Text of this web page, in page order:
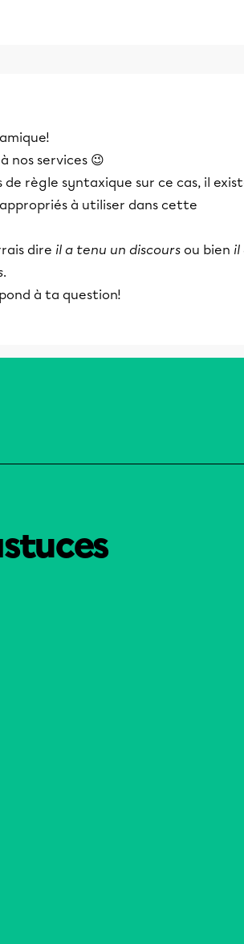
nos services 😉
de règle syntaxique sur ce cas, il
à utiliser dans cette
dire il a tenu un discours ou bien il
.
à ta question!